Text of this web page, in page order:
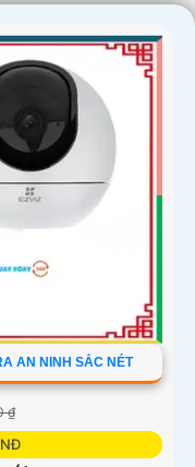
vụ hỗ trợ sau bán
AN NINH SẮC NÉT
₫